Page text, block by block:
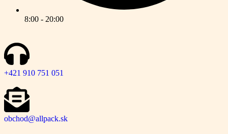
8:00 - 20:00
+421 910 751 051
obchod@allpack.sk